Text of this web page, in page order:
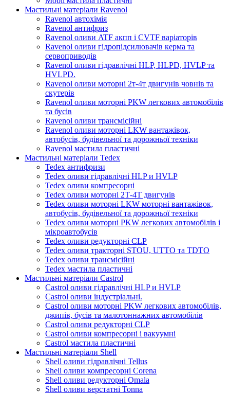
Мастильні матеріали Ravenol
Ravenol автохімія
Ravenol антифриз
Ravenol оливи ATF акпп і CVTF варіаторів
Ravenol оливи гідропідсилювачів керма та
сервоприводів
Ravenol оливи гідравлічні HLP, HLPD, HVLP та
HVLPD.
Ravenol оливи моторні 2т-4т двигунів човнів та
скутерів
Ravenol оливи моторні PKW легкових автомобілів
та бусів
Ravenol оливи трансмісійні
Ravenol оливи моторні LKW вантажівок,
автобусів, будівельної та дорожньої техніки
Ravenol мастила пластичні
Мастильні матеріали Tedex
Tedex антифризи
Tedex оливи гідравлічні HLP и HVLP
Tedex оливи компресорні
Tedex оливи моторні 2Т-4Т двигунів
Tedex оливи моторні LKW моторні вантажівок,
автобусів, будівельної та дорожньої техніки
Tedex оливи моторні PKW легкових автомобілів і
мікроавтобусів
Tedex оливи редукторні CLP
Tedex оливи тракторні STOU, UTTO та TDTO
Tedex оливи трансмісійні
Tedex мастила пластичні
Мастильні матеріали Castrol
Castrol оливи гідравлічні HLP и HVLP
Castrol оливи індустріальні.
Castrol оливи моторні PKW легкових автомобілів,
джипів, бусів та малотоннажних автомобілів
Castrol оливи редукторні CLP
Castrol оливи компресорні і вакуумні
Castrol мастила пластичні
Мастильні матеріали Shell
Shell оливи гідравлічні Tellus
Shell оливи компресорні Corena
Shell оливи редукторні Omala
Shell оливи верстатні Tonna